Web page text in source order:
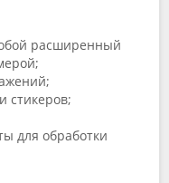
расширенный
стикеров;
для обработки